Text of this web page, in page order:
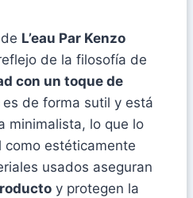
L’eau Par Kenzo
de la filosofía de
con un toque de
es de forma sutil y está
minimalista, lo que lo
estéticamente
usados aseguran
y protegen la